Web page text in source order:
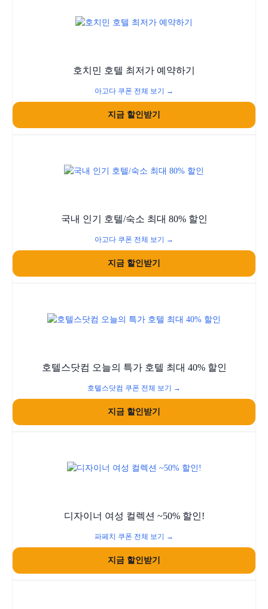
호치민 호텔 최저가 예약하기
아고다 쿠폰 전체 보기 →
지금 할인받기
국내 인기 호텔/숙소 최대 80% 할인
아고다 쿠폰 전체 보기 →
지금 할인받기
호텔스닷컴 오늘의 특가 호텔 최대 40% 할인
호텔스닷컴 쿠폰 전체 보기 →
지금 할인받기
디자이너 여성 컬렉션 ~50% 할인!
파페치 쿠폰 전체 보기 →
지금 할인받기